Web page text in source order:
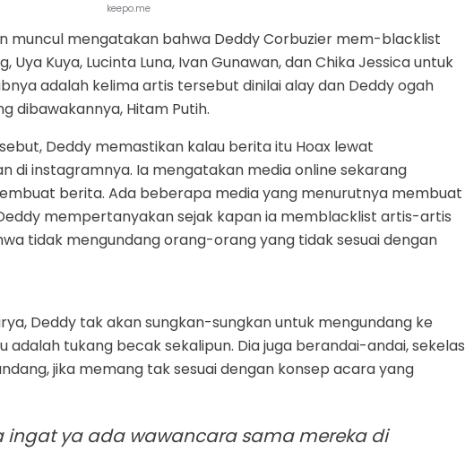
keepo.me
muncul mengatakan bahwa Deddy Corbuzier mem-blacklist
Uya Kuya, Lucinta Luna, Ivan Gunawan, dan Chika Jessica untuk
adalah kelima artis tersebut dinilai alay dan Deddy ogah
dibawakannya, Hitam Putih.
Deddy memastikan kalau berita itu Hoax lewat
di instagramnya. Ia mengatakan media online sekarang
berita. Ada beberapa media yang menurutnya membuat
mempertanyakan sejak kapan ia memblacklist artis-artis
tidak mengundang orang-orang yang tidak sesuai dengan
Deddy tak akan sungkan-sungkan untuk mengundang ke
adalah tukang becak sekalipun. Dia juga berandai-andai, sekelas
jika memang tak sesuai dengan konsep acara yang
ingat ya ada wawancara sama mereka di